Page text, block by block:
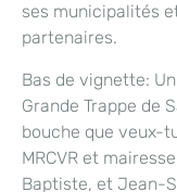
ses municipalités
partenaires.
Bas de vignette:
Grande Trappe de
bouche que veux-
MRCVR et
Baptiste, et Jean-